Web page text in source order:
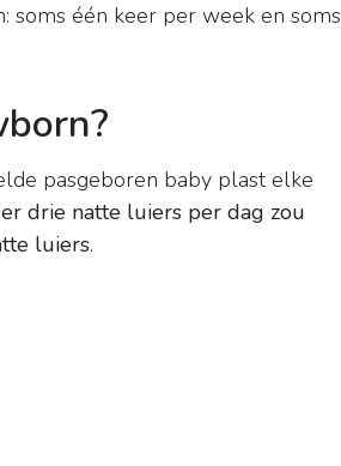
soms één keer per week en soms
pasgeboren baby plast elke
drie natte luiers per dag zou
luiers.